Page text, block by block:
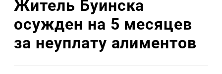
Житель Буинска
осужден на 5 месяцев
за неуплату алиментов